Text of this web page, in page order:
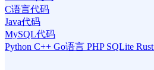
C语言代码
Java代码
MySQL代码
Python C++ Go语言 PHP SQLite Rust